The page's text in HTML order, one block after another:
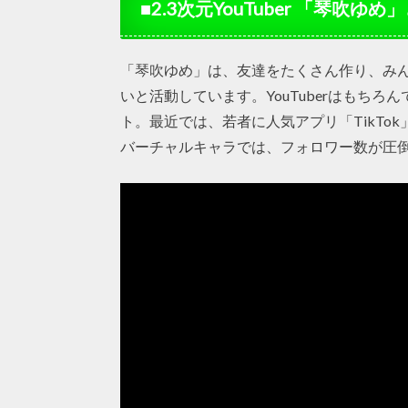
■2.3次元YouTuber 「琴吹ゆめ
「琴吹ゆめ」は、友達をたくさん作り、
いと活動しています。YouTuberはもちろ
ト。最近では、若者に人気アプリ「
バーチャルキャラでは、フォロワー数が圧